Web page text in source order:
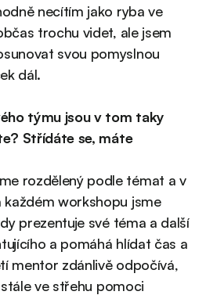
necítím jako ryba ve
trochu videt, ale jsem
svou pomyslnou
dál.
týmu jsou v tom taky
Střídáte se, máte
rozdělený podle témat a v
workshopu jsme
prezentuje své téma a další
a pomáhá hlídat čas a
mentor zdánlivě odpočívá,
ve střehu pomoci